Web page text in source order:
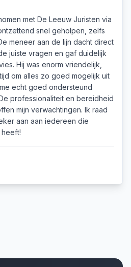
met De Leeuw Juristen via
snel geholpen, zelfs
meneer aan de lijn dacht direct
juiste vragen en gaf duidelijk
Hij was enorm vriendelijk,
om alles zo goed mogelijk uit
echt goed ondersteund
professionaliteit en bereidheid
mijn verwachtingen. Ik raad
aan aan iedereen die